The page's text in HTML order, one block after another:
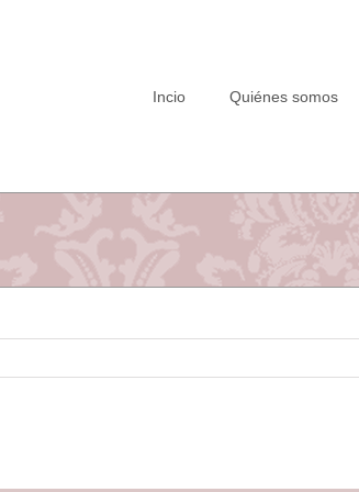
Incio Quiénes somos